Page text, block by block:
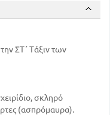
125
του Ελληνισμού
από την άλωση
1821
Τούρκων και
ΣΤ΄ Τάξιν των
σκληρό
(ασπρόμαυρα).